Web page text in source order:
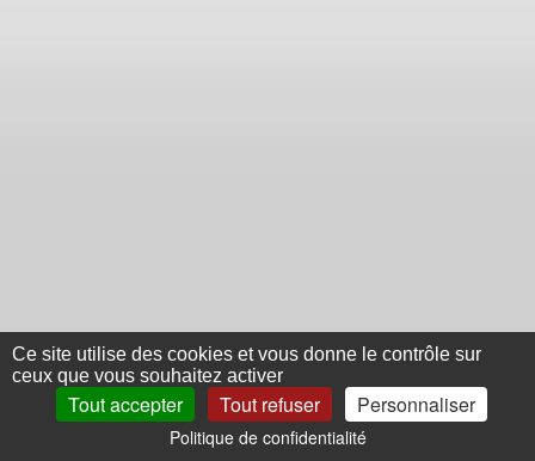
Ce site utilise des cookies et vous donne le contrôle sur
ceux que vous souhaitez activer
Tout accepter Tout refuser Personnaliser
Politique de confidentialité